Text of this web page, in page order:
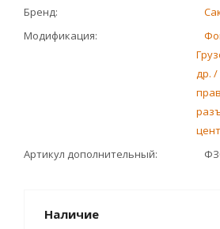
Бренд
Модификация
др. /
Артикул дополнительный
Наличие